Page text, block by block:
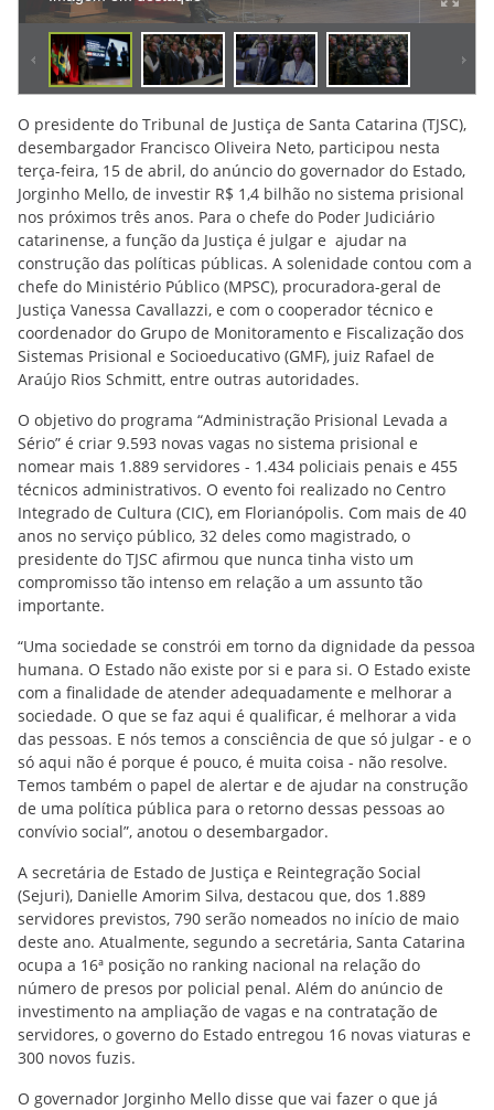
O presidente do Tribunal de Justiça de Santa Catarina (TJSC),
desembargador Francisco Oliveira Neto, participou nesta
terça-feira, 15 de abril, do anúncio do governador do Estado,
Jorginho Mello, de investir R$ 1,4 bilhão no sistema prisional
nos próximos três anos. Para o chefe do Poder Judiciário
catarinense, a função da Justiça é julgar e ajudar na
construção das políticas públicas. A solenidade contou com a
chefe do Ministério Público (MPSC), procuradora-geral de
Justiça Vanessa Cavallazzi, e com o cooperador técnico e
coordenador do Grupo de Monitoramento e Fiscalização dos
Sistemas Prisional e Socioeducativo (GMF), juiz Rafael de
Araújo Rios Schmitt, entre outras autoridades.
O objetivo do programa “Administração Prisional Levada a
Sério” é criar 9.593 novas vagas no sistema prisional e
nomear mais 1.889 servidores - 1.434 policiais penais e 455
técnicos administrativos. O evento foi realizado no Centro
Integrado de Cultura (CIC), em Florianópolis. Com mais de 40
anos no serviço público, 32 deles como magistrado, o
presidente do TJSC afirmou que nunca tinha visto um
compromisso tão intenso em relação a um assunto tão
importante.
“Uma sociedade se constrói em torno da dignidade da pessoa
humana. O Estado não existe por si e para si. O Estado existe
com a finalidade de atender adequadamente e melhorar a
sociedade. O que se faz aqui é qualificar, é melhorar a vida
das pessoas. E nós temos a consciência de que só julgar - e o
só aqui não é porque é pouco, é muita coisa - não resolve.
Temos também o papel de alertar e de ajudar na construção
de uma política pública para o retorno dessas pessoas ao
convívio social”, anotou o desembargador.
A secretária de Estado de Justiça e Reintegração Social
(Sejuri), Danielle Amorim Silva, destacou que, dos 1.889
servidores previstos, 790 serão nomeados no início de maio
deste ano. Atualmente, segundo a secretária, Santa Catarina
ocupa a 16ª posição no ranking nacional na relação do
número de presos por policial penal. Além do anúncio de
investimento na ampliação de vagas e na contratação de
servidores, o governo do Estado entregou 16 novas viaturas e
300 novos fuzis.
O governador Jorginho Mello disse que vai fazer o que já